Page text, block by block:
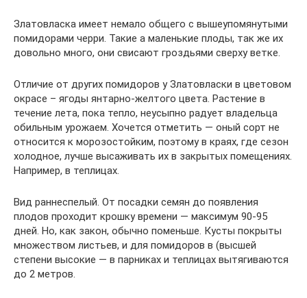
Златовласка имеет немало общего с вышеупомянутыми
помидорами черри. Такие а маленькие плоды, так же их
довольно много, они свисают гроздьями сверху ветке.
Отличие от других помидоров у Златовласки в цветовом
окрасе – ягоды янтарно-желтого цвета. Растение в
течение лета, пока тепло, неусыпно радует владельца
обильным урожаем. Хочется отметить — оный сорт не
относится к морозостойким, поэтому в краях, где сезон
холодное, лучше высаживать их в закрытых помещениях.
Например, в теплицах.
Вид раннеспелый. От посадки семян до появления
плодов проходит крошку времени — максимум 90-95
дней. Но, как закон, обычно поменьше. Кусты покрыты
множеством листьев, и для помидоров в (высшей
степени высокие — в парниках и теплицах вытягиваются
до 2 метров.